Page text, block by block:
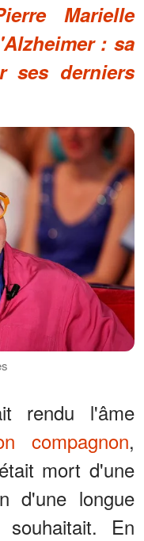
Marielle
: sa
ses derniers
rendu l'âme
compagnon,
mort d'une
d'une longue
En